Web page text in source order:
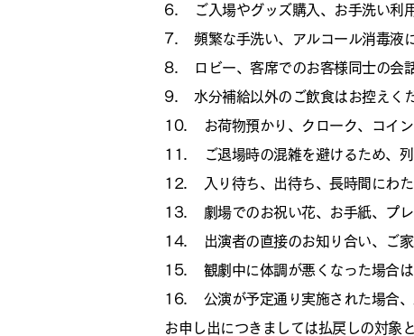
6. ご入場やグッズ購入、お手洗い利
7. 頻繁な手洗い、アルコール消毒液
8. ロビー、客席でのお客様同士の会
9. 水分補給以外のご飲食はお控えく
10. お荷物預かり、クローク、コイン
11. ご退場時の混雑を避けるため、列
12. 入り待ち、出待ち、長時間にわた
13. 劇場でのお祝い花、お手紙、プレ
14. 出演者の直接のお知り合い、ご家
15. 観劇中に体調が悪くなった場合は
16. 公演が予定通り実施された場合、
お申し出につきましては払戻しの対象